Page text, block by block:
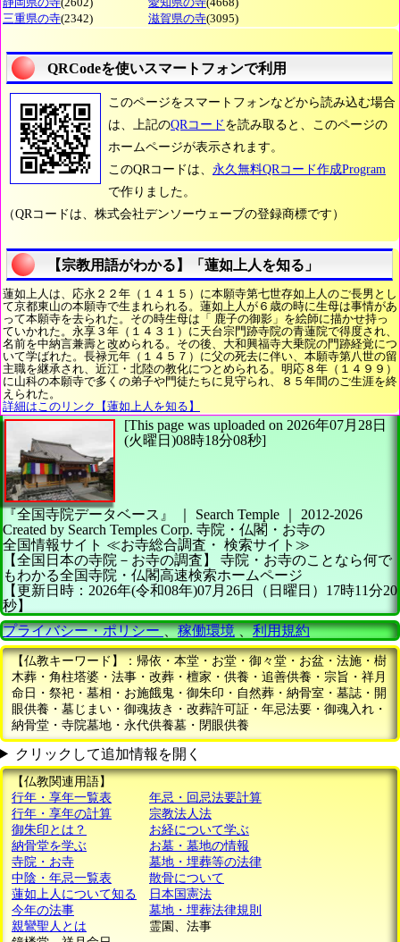
三重県の寺(2342) 滋賀県の寺(3095)
QRCodeを使いスマートフォンで利用
このページをスマートフォンなどから読み込む場合
は、上記のQRコード を読み取ると、このページの
ホームページが表示されます。
このQRコードは、 永久無料QRコード作成Program
で作りました。
（QRコードは、株式会社デンソーウェーブの登録商標です）
【宗教用語がわかる】「蓮如上人を知る」
蓮如上人は、応永２２年（１４１５）に本願寺第七世存如上人のご長男とし
て京都東山の本願寺で生まれられる。蓮如上人が６歳の時に生母は事情があ
って本願寺を去られた。その時生母は「 鹿子の御影」を絵師に描かせ持っ
ていかれた。永享３年（１４３１）に天台宗門跡寺院の青蓮院で得度され、
名前を中納言兼壽と改められる。その後、大和興福寺大乗院の門跡経覚につ
いて学ばれた。長禄元年（１４５７）に父の死去に伴い、本願寺第八世の留
主職を継承され、近江・北陸の教化につとめられる。明応８年（１４９９）
に山科の本願寺で多くの弟子や門徒たちに見守られ、８５年間のご生涯を終
えられた。
詳細はこのリンク【蓮如上人を知る】
[This page was uploaded on 2026年07月28日
(火曜日)08時18分08秒]
『全国寺院データベース』 ｜ Search Temple
2012-2026
Created by Search Temples Corp. 寺院・仏閣・お寺の
全国情報サイト ≪お寺総合調査・ 検索サイト≫
【全国日本の寺院－お寺の調査】
寺院・お寺のことなら何で
もわかる全国寺院・仏閣高速検索ホームページ
【更新日時：2026年(令和08年)07月26日（日曜日）17時11分20
秒】
プライバシー・ポリシー、稼働環境、利用規約
【仏教キーワード】：帰依・本堂・お堂・御々堂・お盆・法施・樹
木葬・角柱塔婆・法事・改葬・檀家・供養・追善供養・宗旨・祥月
命日・祭祀・墓相・お施餓鬼・御朱印・自然葬・納骨室・墓誌・開
眼供養・墓じまい・御魂抜き・改葬許可証・年忌法要・御魂入れ・
納骨堂・寺院墓地・永代供養墓・閉眼供養
クリックして追加情報を開く
【仏教関連用語】
行年・享年一覧表
年忌・回忌法要計算
行年・享年の計算
宗教法人法
御朱印とは？
お経について学ぶ
納骨堂を学ぶ
お墓・墓地の情報
寺院・お寺
墓地・埋葬等の法律
中陰・年忌一覧表
散骨について
蓮如上人について知る
日本国憲法
今年の法事
墓地・埋葬法律規則
親鸞聖人とは
霊園、法事